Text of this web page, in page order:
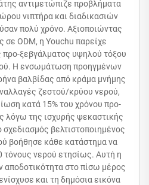
αντιμετώπιζε προβλήματα
νιπτήρα και διαδικασιών
πολύ χρόνο. Αξιοποιώντας
σε ODM, η Youchu παρείχε
ξεβγάλματος υψηλού τόξου
Η ενσωμάτωση προηγμένων
βαλβίδας από κράμα μνήμης
ζεστού/κρύου νερού,
κατά 15% του χρόνου προ-
λόγω της ισχυρής ψεκαστικής
σχεδιασμός βελτιστοποιημένος
βοήθησε κάθε κατάστημα να
τόνους νερού ετησίως. Αυτή η
αποδοτικότητα στο πίσω μέρος
και τη δημόσια εικόνα